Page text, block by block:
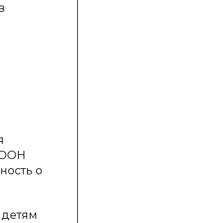
ООН
о